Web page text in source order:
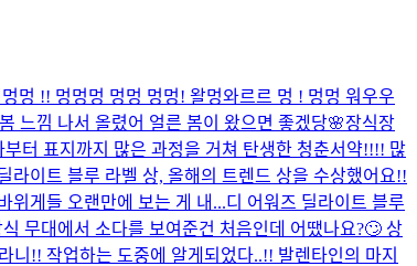
멍 !! 멍멍멍 멍멍 멍멍! 왈멍와르르 멍 ! 멍멍 워우우
느낌 나서 올렸어 얼른 봄이 왔으면 좋겠당🌸장식장
부터 표지까지 많은 과정을 거쳐 탄생한 청춘서약!!!! 많
이트 블루 라벨 상, 올해의 트렌드 상을 수상했어요!!
위게들 오랜만에 보는 게 내...디 어워즈 딜라이트 블루
무대에서 소다를 보여준건 처음인데 어땠나요?🙄 상
니!! 작업하는 도중에 알게되었다..!! 발렌타인의 마지